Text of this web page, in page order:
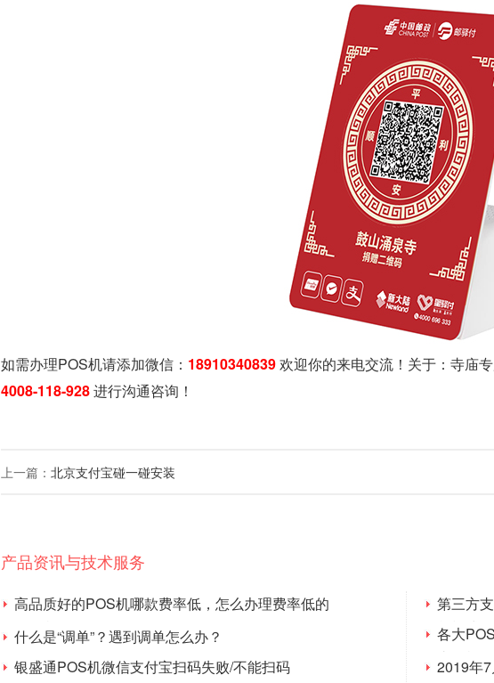
如需办理POS机请添加微信： 18910340839欢迎你的来电交流！关于： 寺庙
4008-118-928进行沟通咨询！
上一篇： 北京支付宝碰一碰安装
产品资讯与技术服务
高品质好的POS机哪款费率低，怎么办理费率低的
POS机？
什么是“调单”？遇到调单怎么办？
银盛通POS机微信支付宝扫码失败/不能扫码
第三方
单模式
各大
支付机构
2019年